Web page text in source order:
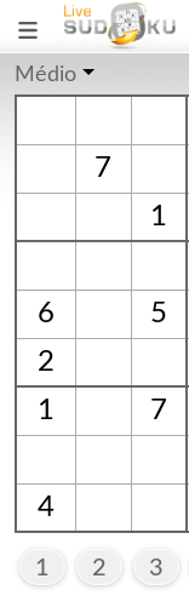
Médio
7
1
6
5
2
1
7
4
1 2 3